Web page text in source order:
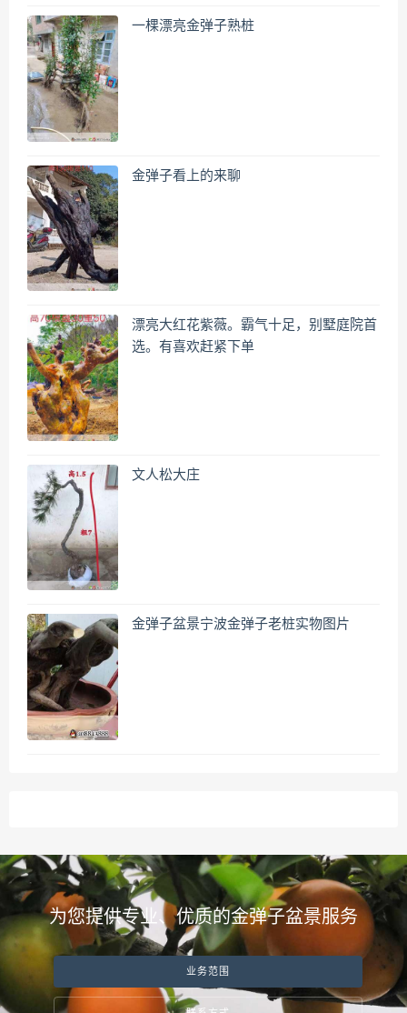
一棵漂亮金弹子熟桩
金弹子看上的来聊
漂亮大红花紫薇。霸气十足，别墅庭院首
选。有喜欢赶紧下单
文人松大庄
金弹子盆景宁波金弹子老桩实物图片
为您提供专业、优质的金弹子盆景服务
业务范围